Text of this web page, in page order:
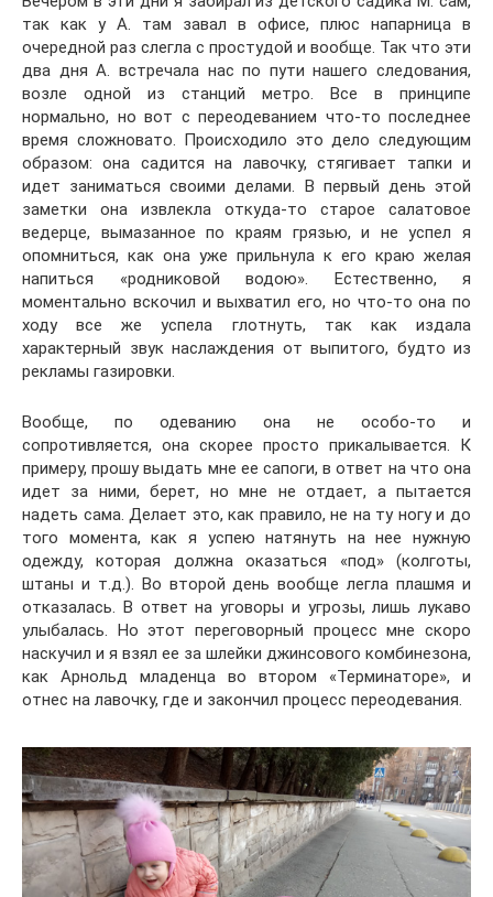
так как у А. там завал в офисе, плюс напарница в
очередной раз слегла с простудой и вообще. Так что эти
два дня А. встречала нас по пути нашего следования,
возле одной из станций метро. Все в принципе
нормально, но вот с переодеванием что-то последнее
время сложновато. Происходило это дело следующим
образом: она садится на лавочку, стягивает тапки и
идет заниматься своими делами. В первый день этой
заметки она извлекла откуда-то старое салатовое
ведерце, вымазанное по краям грязью, и не успел я
опомниться, как она уже прильнула к его краю желая
напиться «родниковой водою». Естественно, я
моментально вскочил и выхватил его, но что-то она по
ходу все же успела глотнуть, так как издала
характерный звук наслаждения от выпитого, будто из
рекламы газировки.
Вообще, по одеванию она не особо-то и
сопротивляется, она скорее просто прикалывается. К
примеру, прошу выдать мне ее сапоги, в ответ на что она
идет за ними, берет, но мне не отдает, а пытается
надеть сама. Делает это, как правило, не на ту ногу и до
того момента, как я успею натянуть на нее нужную
одежду, которая должна оказаться «под» (колготы,
штаны и т.д.). Во второй день вообще легла плашмя и
отказалась. В ответ на уговоры и угрозы, лишь лукаво
улыбалась. Но этот переговорный процесс мне скоро
наскучил и я взял ее за шлейки джинсового комбинезона,
как Арнольд младенца во втором «Терминаторе», и
отнес на лавочку, где и закончил процесс переодевания.